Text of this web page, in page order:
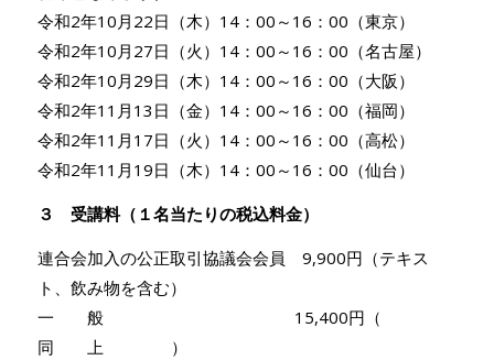
令和2年10月22日（木）14：00～16：00（東京）
令和2年10月27日（火）14：00～16：00（名古屋）
令和2年10月29日（木）14：00～16：00（大阪）
令和2年11月13日（金）14：00～16：00（福岡）
令和2年11月17日（火）14：00～16：00（高松）
令和2年11月19日（木）14：00～16：00（仙台）
３ 受講料（１名当たりの税込料金）
連合会加入の公正取引協議会会員 9,900円（テキス
ト、飲み物を含む）
一 般 15,400円（
同 上 ）